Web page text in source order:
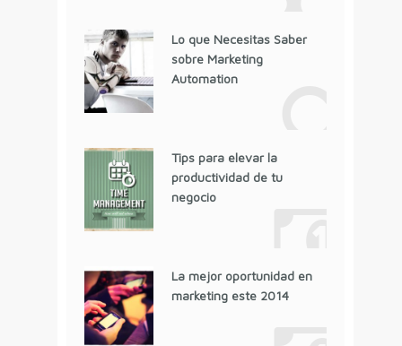
Lo que Necesitas Saber
sobre Marketing
Automation
Tips para elevar la
productividad de tu
negocio
La mejor oportunidad en
marketing este 2014